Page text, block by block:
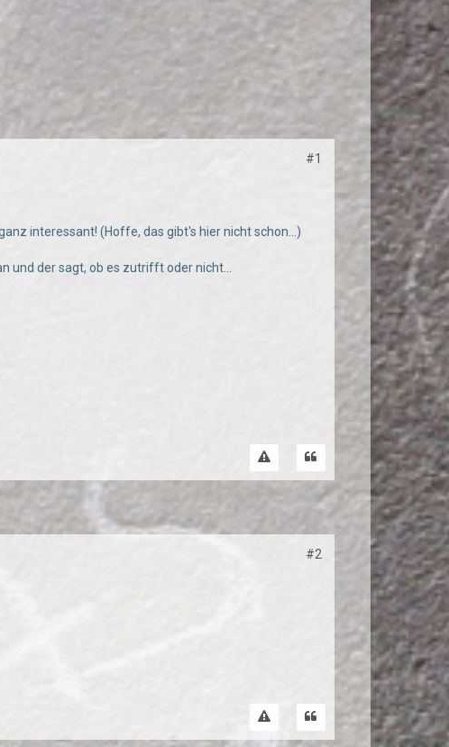
#1
interessant! (Hoffe, das gibt's hier nicht schon...)
und der sagt, ob es zutrifft oder nicht...
#2